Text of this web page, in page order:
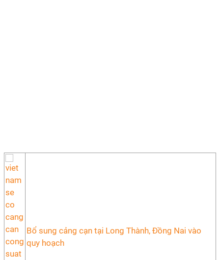
Bổ sung cảng cạn tại Long Thành, Đồng Nai vào
quy hoạch